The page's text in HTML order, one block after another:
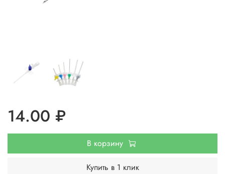
14.00 ₽
В корзину
Купить в 1 клик